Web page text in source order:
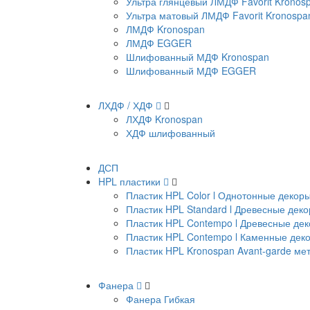
Ультра матовый ЛМДФ Favorit
ЛМДФ Kronospan
ЛМДФ EGGER
Шлифованный МДФ Kronospan
Шлифованный МДФ EGGER
ЛХДФ / ХДФ
ЛХДФ Kronospan
ХДФ шлифованный
ДСП
HPL пластики
Пластик HPL Color l Однотонные декоры
Пластик HPL Standard l Древесные
Пластик HPL Contempo l Древесные
Пластик HPL Contempo l Каменные
Пластик HPL Kronospan Avant-garde
Фанера
Фанера Гибкая